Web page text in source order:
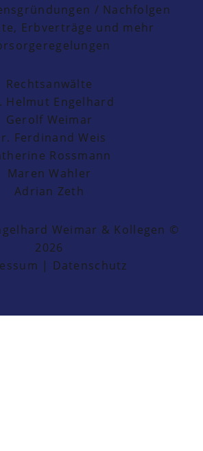
/ Nachfolgen
Erbverträge und mehr
Rechtsanwälte
Helmut Engelhard
Gerolf Weimar
Ferdinand Weis
Rossmann
Maren Wahler
Adrian Zeth
Weimar & Kollegen ©
2026
| Datenschutz